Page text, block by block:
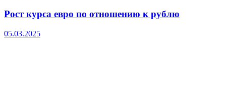
Рост курса евро по отношению к рублю
05.03.2025